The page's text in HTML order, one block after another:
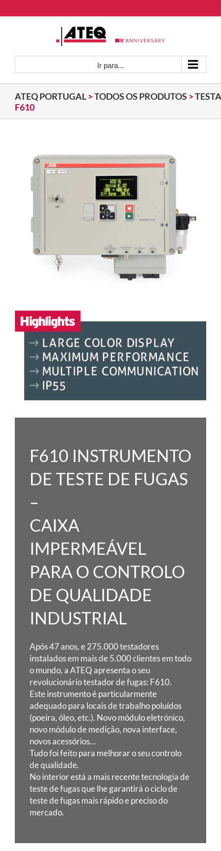
to
Ir para...
ATEQ PORTUGAL >TODOS OS PRODUTOS >
F610
F610 INSTRUMENTO
DE TESTE DE FUGAS
–
CAIXA
IMPERMEÁVEL
PARA O CONTROLO
DE QUALIDADE
INDUSTRIAL
Após 47 anos, e 275.000 testadores
instalados em mais de 5.000 clientes em todo
o mundo, a ATEQ apresenta o seu
revolucionário testador de fugas: F610.
Este instrumento é particularmente
adequado para locais de trabalho poluídos
(poeira, óleo, etc.). Novo módulo eletrónico,
novo módulo de medição, nova interface,
novos acessórios…
Tudo foi feito para melhorar o seu controlo
de qualidade.
No interior está a mais recente tecnologia de
teste de fugas que lhe garantirá o ciclo de
teste de fugas mais rápido e preciso do
mercado.